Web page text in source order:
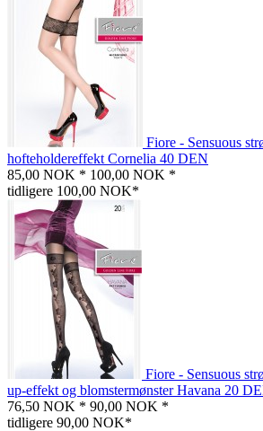
Fiore - Sensuous
hofteholdereffekt Cornelia 40 DEN
85,00 NOK * 100,00 NOK *
tidligere 100,00 NOK*
Fiore - Sensuous
up-effekt og blomstermønster Havana 20
76,50 NOK * 90,00 NOK *
tidligere 90,00 NOK*